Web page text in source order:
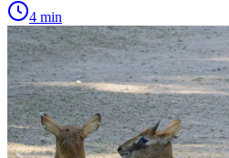
4 min